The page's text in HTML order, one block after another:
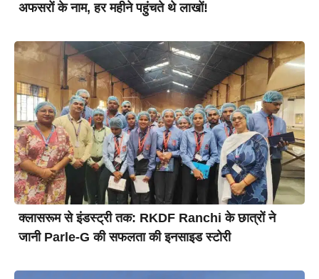
अफसरों के नाम, हर महीने पहुंचते थे लाखों!
क्लासरूम से इंडस्ट्री तक: RKDF Ranchi के छात्रों ने
जानी Parle-G की सफलता की इनसाइड स्टोरी